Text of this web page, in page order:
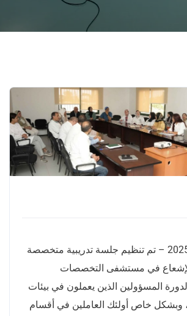
الجمعة 23 ماي 2025 – تم تنظيم جلسة تدريبية متخصصة
في مستشفى التخصصات
المسؤولين الذين يعملون في بيئات
وبشكل خاص أولئك العاملين في أقسام